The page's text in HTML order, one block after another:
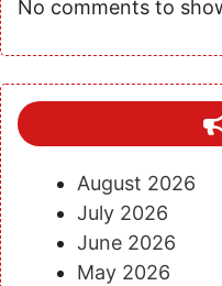
No comments to
August 2026
July 2026
June 2026
May 2026